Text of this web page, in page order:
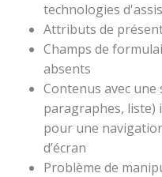
technologies
Attributs de
Champs de
absents
Contenus avec
paragraphes, liste)
pour une
d’écran
Problème de